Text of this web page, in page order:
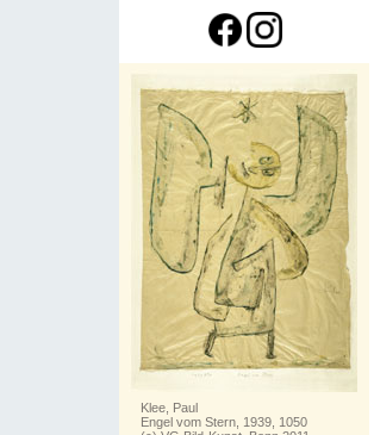
Klee, Paul
Engel vom Stern, 1939, 1050